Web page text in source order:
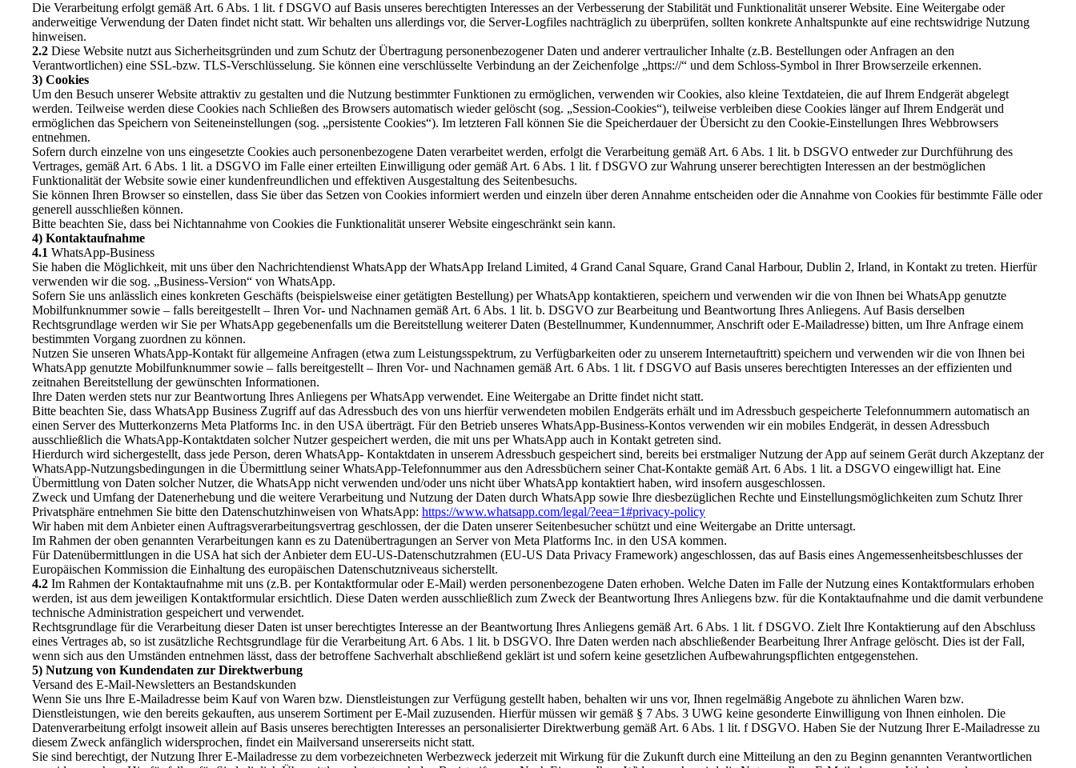
Die Verarbeitung erfolgt gemäß Art. 6 Abs. 1 lit. f DSGVO auf Basis unseres berechtigten Interesses an der Verbesserung der Stabilität und Funktionalität unserer Website. Eine Weitergabe oder
anderweitige Verwendung der Daten findet nicht statt. Wir behalten uns allerdings vor, die Server-Logfiles nachträglich zu überprüfen, sollten konkrete Anhaltspunkte auf eine rechtswidrige Nutzung
hinweisen.
2.2 Diese Website nutzt aus Sicherheitsgründen und zum Schutz der Übertragung personenbezogener Daten und anderer vertraulicher Inhalte (z.B. Bestellungen oder Anfragen an den
Verantwortlichen) eine SSL-bzw. TLS-Verschlüsselung. Sie können eine verschlüsselte Verbindung an der Zeichenfolge „https://“ und dem Schloss-Symbol in Ihrer Browserzeile erkennen.
3) Cookies
Um den Besuch unserer Website attraktiv zu gestalten und die Nutzung bestimmter Funktionen zu ermöglichen, verwenden wir Cookies, also kleine Textdateien, die auf Ihrem Endgerät abgelegt
werden. Teilweise werden diese Cookies nach Schließen des Browsers automatisch wieder gelöscht (sog. „Session-Cookies“), teilweise verbleiben diese Cookies länger auf Ihrem Endgerät und
ermöglichen das Speichern von Seiteneinstellungen (sog. „persistente Cookies“). Im letzteren Fall können Sie die Speicherdauer der Übersicht zu den Cookie-Einstellungen Ihres Webbrowsers
entnehmen.
Sofern durch einzelne von uns eingesetzte Cookies auch personenbezogene Daten verarbeitet werden, erfolgt die Verarbeitung gemäß Art. 6 Abs. 1 lit. b DSGVO entweder zur Durchführung des
Vertrages, gemäß Art. 6 Abs. 1 lit. a DSGVO im Falle einer erteilten Einwilligung oder gemäß Art. 6 Abs. 1 lit. f DSGVO zur Wahrung unserer berechtigten Interessen an der bestmöglichen
Funktionalität der Website sowie einer kundenfreundlichen und effektiven Ausgestaltung des Seitenbesuchs.
Sie können Ihren Browser so einstellen, dass Sie über das Setzen von Cookies informiert werden und einzeln über deren Annahme entscheiden oder die Annahme von Cookies für bestimmte Fälle oder
generell ausschließen können.
Bitte beachten Sie, dass bei Nichtannahme von Cookies die Funktionalität unserer Website eingeschränkt sein kann.
4) Kontaktaufnahme
4.1 WhatsApp-Business
Sie haben die Möglichkeit, mit uns über den Nachrichtendienst WhatsApp der WhatsApp Ireland Limited, 4 Grand Canal Square, Grand Canal Harbour, Dublin 2, Irland, in Kontakt zu treten. Hierfür
verwenden wir die sog. „Business-Version“ von WhatsApp.
Sofern Sie uns anlässlich eines konkreten Geschäfts (beispielsweise einer getätigten Bestellung) per WhatsApp kontaktieren, speichern und verwenden wir die von Ihnen bei WhatsApp genutzte
Mobilfunknummer sowie – falls bereitgestellt – Ihren Vor- und Nachnamen gemäß Art. 6 Abs. 1 lit. b. DSGVO zur Bearbeitung und Beantwortung Ihres Anliegens. Auf Basis derselben
Rechtsgrundlage werden wir Sie per WhatsApp gegebenenfalls um die Bereitstellung weiterer Daten (Bestellnummer, Kundennummer, Anschrift oder E-Mailadresse) bitten, um Ihre Anfrage einem
bestimmten Vorgang zuordnen zu können.
Nutzen Sie unseren WhatsApp-Kontakt für allgemeine Anfragen (etwa zum Leistungsspektrum, zu Verfügbarkeiten oder zu unserem Internetauftritt) speichern und verwenden wir die von Ihnen bei
WhatsApp genutzte Mobilfunknummer sowie – falls bereitgestellt – Ihren Vor- und Nachnamen gemäß Art. 6 Abs. 1 lit. f DSGVO auf Basis unseres berechtigten Interesses an der effizienten und
zeitnahen Bereitstellung der gewünschten Informationen.
Ihre Daten werden stets nur zur Beantwortung Ihres Anliegens per WhatsApp verwendet. Eine Weitergabe an Dritte findet nicht statt.
Bitte beachten Sie, dass WhatsApp Business Zugriff auf das Adressbuch des von uns hierfür verwendeten mobilen Endgeräts erhält und im Adressbuch gespeicherte Telefonnummern automatisch an
einen Server des Mutterkonzerns Meta Platforms Inc. in den USA überträgt. Für den Betrieb unseres WhatsApp-Business-Kontos verwenden wir ein mobiles Endgerät, in dessen Adressbuch
ausschließlich die WhatsApp-Kontaktdaten solcher Nutzer gespeichert werden, die mit uns per WhatsApp auch in Kontakt getreten sind.
Hierdurch wird sichergestellt, dass jede Person, deren WhatsApp- Kontaktdaten in unserem Adressbuch gespeichert sind, bereits bei erstmaliger Nutzung der App auf seinem Gerät durch Akzeptanz der
WhatsApp-Nutzungsbedingungen in die Übermittlung seiner WhatsApp-Telefonnummer aus den Adressbüchern seiner Chat-Kontakte gemäß Art. 6 Abs. 1 lit. a DSGVO eingewilligt hat. Eine
Übermittlung von Daten solcher Nutzer, die WhatsApp nicht verwenden und/oder uns nicht über WhatsApp kontaktiert haben, wird insofern ausgeschlossen.
Zweck und Umfang der Datenerhebung und die weitere Verarbeitung und Nutzung der Daten durch WhatsApp sowie Ihre diesbezüglichen Rechte und Einstellungsmöglichkeiten zum Schutz Ihrer
Privatsphäre entnehmen Sie bitte den Datenschutzhinweisen von WhatsApp: https://www.whatsapp.com/legal/?eea=1#privacy-policy
Wir haben mit dem Anbieter einen Auftragsverarbeitungsvertrag geschlossen, der die Daten unserer Seitenbesucher schützt und eine Weitergabe an Dritte untersagt.
Im Rahmen der oben genannten Verarbeitungen kann es zu Datenübertragungen an Server von Meta Platforms Inc. in den USA kommen.
Für Datenübermittlungen in die USA hat sich der Anbieter dem EU-US-Datenschutzrahmen (EU-US Data Privacy Framework) angeschlossen, das auf Basis eines Angemessenheitsbeschlusses der
Europäischen Kommission die Einhaltung des europäischen Datenschutzniveaus sicherstellt.
4.2 Im Rahmen der Kontaktaufnahme mit uns (z.B. per Kontaktformular oder E-Mail) werden personenbezogene Daten erhoben. Welche Daten im Falle der Nutzung eines Kontaktformulars erhoben
werden, ist aus dem jeweiligen Kontaktformular ersichtlich. Diese Daten werden ausschließlich zum Zweck der Beantwortung Ihres Anliegens bzw. für die Kontaktaufnahme und die damit verbundene
technische Administration gespeichert und verwendet.
Rechtsgrundlage für die Verarbeitung dieser Daten ist unser berechtigtes Interesse an der Beantwortung Ihres Anliegens gemäß Art. 6 Abs. 1 lit. f DSGVO. Zielt Ihre Kontaktierung auf den Abschluss
eines Vertrages ab, so ist zusätzliche Rechtsgrundlage für die Verarbeitung Art. 6 Abs. 1 lit. b DSGVO. Ihre Daten werden nach abschließender Bearbeitung Ihrer Anfrage gelöscht. Dies ist der Fall,
wenn sich aus den Umständen entnehmen lässt, dass der betroffene Sachverhalt abschließend geklärt ist und sofern keine gesetzlichen Aufbewahrungspflichten entgegenstehen.
5) Nutzung von Kundendaten zur Direktwerbung
Versand des E-Mail-Newsletters an Bestandskunden
Wenn Sie uns Ihre E-Mailadresse beim Kauf von Waren bzw. Dienstleistungen zur Verfügung gestellt haben, behalten wir uns vor, Ihnen regelmäßig Angebote zu ähnlichen Waren bzw.
Dienstleistungen, wie den bereits gekauften, aus unserem Sortiment per E-Mail zuzusenden. Hierfür müssen wir gemäß § 7 Abs. 3 UWG keine gesonderte Einwilligung von Ihnen einholen. Die
Datenverarbeitung erfolgt insoweit allein auf Basis unseres berechtigten Interesses an personalisierter Direktwerbung gemäß Art. 6 Abs. 1 lit. f DSGVO. Haben Sie der Nutzung Ihrer E-Mailadresse zu
diesem Zweck anfänglich widersprochen, findet ein Mailversand unsererseits nicht statt.
Sie sind berechtigt, der Nutzung Ihrer E-Mailadresse zu dem vorbezeichneten Werbezweck jederzeit mit Wirkung für die Zukunft durch eine Mitteilung an den zu Beginn genannten Verantwortlichen